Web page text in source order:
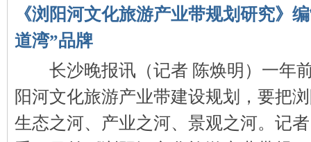
分
《浏阳河文化旅游产业带规划研究》
道湾”品牌
长沙晚报讯（记者 陈焕明）一年
阳河文化旅游产业带建设规划，要把
生态之河、产业之河、景观之河。记